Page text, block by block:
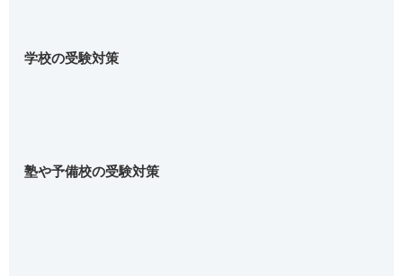
学校の受験対策
塾や予備校の受験対策